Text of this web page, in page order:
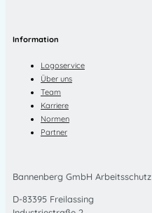
Information
Logoservice
Über uns
Team
Karriere
Normen
Partner
Bannenberg GmbH Arbeitsschutz
D-83395 Freilassing